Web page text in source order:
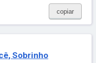
copiar
Sobrinho